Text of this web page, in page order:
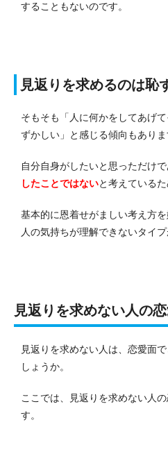
することもないのです。
見返りを求めるのは恥
そもそも「人に何かをしてあげ
ずかしい」と感じる傾向もありま
自分自身がしたいと思っただけで
したことではないと考えているた
基本的に恩着せがましい考え方
人の気持ちが理解できないタイプ
見返りを求めない人の
見返りを求めない人は、恋愛面
しょうか。
ここでは、見返りを求めない人
す。